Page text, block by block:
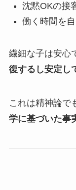
沈黙OKの接
働く時間を
繊細な子は安心
復するし安定し
これは精神論で
学に基づいた事